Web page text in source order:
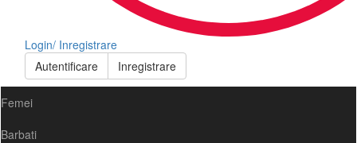
Login/ Inregistrare
Autentificare
Inregistrare
Femei
Barbati